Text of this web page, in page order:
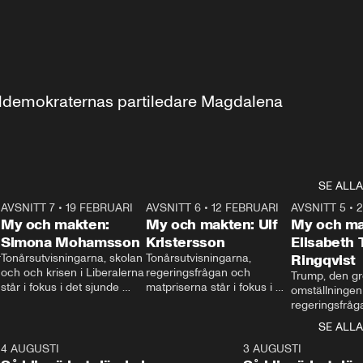
partiledare Magdalena
SE ALLA
24:30
AVSNITT 7• 19 FEBRUARI
My och makten:
Simona Mohamsson
Tonårsutvisningarna, skolan
och och krisen i Liberalerna
står i fokus i det sjunde
kommentator My
Rohwedder ställer
27:30
AVSNITT 6 •12 FEBRUARI
My och makten: Ulf
Kristersson
Tonårsutvisningarna,
regeringsfrågan och
matpriserna står i fokus i
AVSNITT 5 •
My och
Elisabeth
Ringqvist
Trump, den
centrum i
avsnittet av
Makten”. Se
SE ALLA
4 AUGUSTI 3 AUGUSTI